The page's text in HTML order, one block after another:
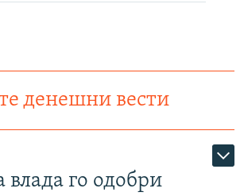
денешни вести
влада го одобри